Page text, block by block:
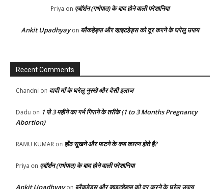
Priya on एबॉर्शन (गर्भपात) के बाद होने वाली परेशानिया
Ankit Upadhyayon ब्लैकहेड्स और व्हाइटहेड्स को दूर करने के घरेलु उपाय
Recent Comments
Chandni on दादी माँ के घरेलु नुस्खे और देसी इलाज
Dadu on 1 से 3 महीने का गर्भ गिराने के तरीके (1 to 3 Months Pregnancy
Abortion)
RAMU KUMAR on होंठ सूखने और फटने के क्या कारण होते है?
Priya on एबॉर्शन (गर्भपात) के बाद होने वाली परेशानिया
Ankit Upadhyayon ब्लैकहेड्स और व्हाइटहेड्स को दूर करने के घरेलु उपाय